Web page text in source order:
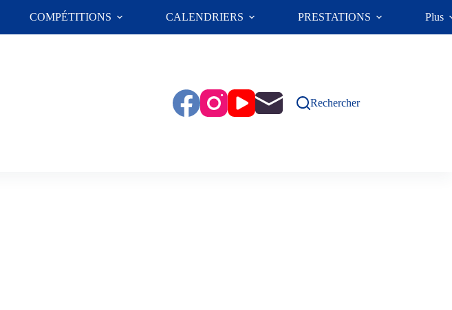
COMPÉTITIONS CALENDRIERS PRESTATIONS Plus
Rechercher